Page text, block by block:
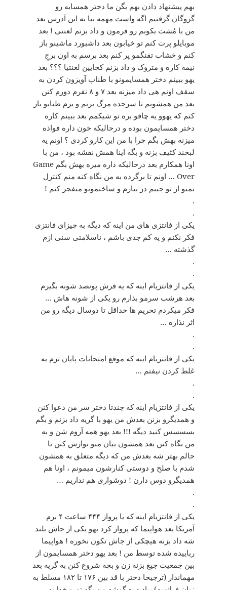
بهم پیشنهاد دادن بهم بگن ما دختر همسایه رو
گروگان گرفتیم اگه واست مهمه بیا به این آدرس بعد
من با مُشت بکوبم رو فرمون و داد بزنم لعنتی ! بعد
موبایلو پرت کنم تو خیابون بعد داشبورد ماشینو باز
کنم و خشاب تفنگمو پر کنم بعد برسم به اون برجِ
نیمه کاره و متروک و داد بزنم کجایین لعنتیا ؟؟؟ بعد
یهو ببینم دختر همسایمونو با طناب آویزون کردن به
سقف اونم هی داد میزنه بعد ۷ و ۸ نفرم دورم کنن
بعد من همشونم تا سرحده مرگ بزنم و برم طنابو باز
کنم که یهوو یه چاقو بره تو شیکمم بعد ببینم کاره
دختر همسایمون بوده و درحالیکه خون داره فواذه
میزنه بهش بگم چرا با من این کارو کردی ؟ اونم یه
لبخند کثیف بزنه و بگه اینا همش نقشه بود ، من با
اونا همکارم بعد درحالیکه داره میره بهش بگم Game
Over … اونم تا برگرده به من نگاه کنه منم کنترل
بمبو از تو جیبم در بیارم و ساختمونو منفجر کنم !
.
.
یکی از فانتزی های من اینه که دیگه به چیزای فانتزی
فکر نکنم و یه کم جدی باشم ، ناسلامتی سنی ازم
گذشته …
.
.
یکی از فانتزیام اینه که یه فرش پونصد شونه بگیرم
بعد هرشب سرمو بذارم رو یکی از شونه هاش …
فکر میکردم تحریم ها حداقل تا دوسال دیگه رو من
اثر نذاره …
.
.
یکی از فانتزیام اینه که موقع امتحانات پایان ترم به
غلط کردن نیفتم …
.
.
یکی از فانتزیام اینه که چندتا دختر سر من دعوا کنن
و همدیگرو بزنن بعدش من یهو با گریه داد بزنم و بگم
بسسسس کنید دیگه !!! بعد یهو همه آروم شن و به
من نگاه کنن بعد همشون بیان منو نوازش کنن تا
حالم بهتر شه بعدش من که دیگه متعلق به همشون
شدم با صلح و دوستی کنارشون میمونم ، اونا هم
همدیگرو دوس دارن ! دوشواری هم نداریم …
.
.
یکی از فانتزیام اینه که با پرواز ۴۴۴ ساعت ۴ برم
آمریکا بعد هواپیما که پرواز کرد یهو یکی از جاش بلند
شه داد بزنه هیچکی از جاش تکون نخوره ! هواپیما
رباییده شده توسط من ! بعد یهو دختر همسایمون از
بین جمعیت جیغ بزنه زن و بچه شروع کنن به گریه بعد
مهماندار (ترجیحا دختر با قد بین ۱۷۶ تا ۱۸۲ مسلط به